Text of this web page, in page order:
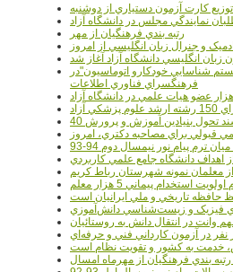
توزيع کارت آزمون دستياري از دوشنبه
نمايندگي مجلس در دانشگاه آزاد
رتبه بندي فرهنگيان از مهر
و جنرال زبان انگليسي از امروز
زبان انگليسي دانشگاه آزاد آغاز شد
شناسايي خودکارو اتوماسيون"در
فرهنگسراي فناوري اطلاعات
آزاد
سند تحول بنيادين آموزش و پرورش
قبولي براي مصاحبه دکتري، امروز
ترم پیام نور نیمسال دوم 94-93
اهداف دانشگاه جامع علمي کاربردي
معلمان نمونه شهرستان رباط کريم
استخدام پيماني 5 هزار معلم
حافظه تاريخي و ملي ايرانيان است
فيزيک و زيست‌شناسي دانش‌آموزي
وانت در انتقال دانش به روستائيان
خدمت به کشور و تقويت نظام است
بندي فرهنگيان از مهرماه امسال